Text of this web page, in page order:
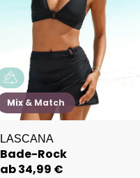
Mix & Match
LASCANA
Bade-Rock
ab 34,99 €